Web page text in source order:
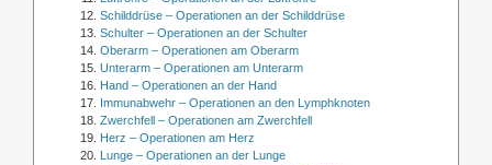
Schilddrüse – Operationen an der Schilddrüse
Schulter – Operationen an der Schulter
Oberarm – Operationen am Oberarm
Unterarm – Operationen am Unterarm
Hand – Operationen an der Hand
Immunabwehr – Operationen an den Lymphknoten
Zwerchfell – Operationen am Zwerchfell
Herz – Operationen am Herz
Lunge – Operationen an der Lunge